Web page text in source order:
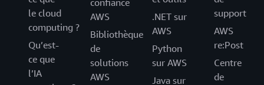
le cloud
computing ?
Qu’est-
ce que
l’IA
confiance
AWS
Bibliothèque
de
solutions
AWS
.NET sur
AWS
Python
sur AWS
Java sur
support
AWS
re:Post
Centre
de